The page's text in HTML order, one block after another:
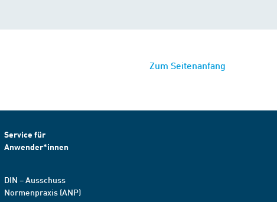
Zum Seitenanfang
Service für
Anwender*innen
DIN – Ausschuss
Normenpraxis (ANP)